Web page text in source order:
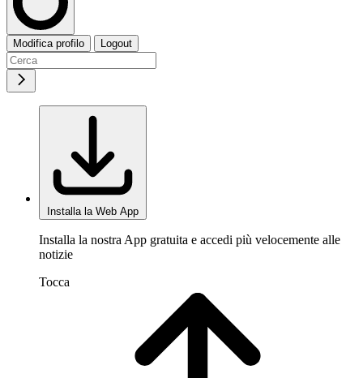
Modifica profilo Logout
Installa la Web App
Installa la nostra App gratuita e accedi più velocemente alle
notizie
Tocca